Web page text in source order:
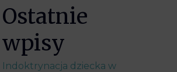
Ostatnie
wpisy
Indoktrynacja dziecka w